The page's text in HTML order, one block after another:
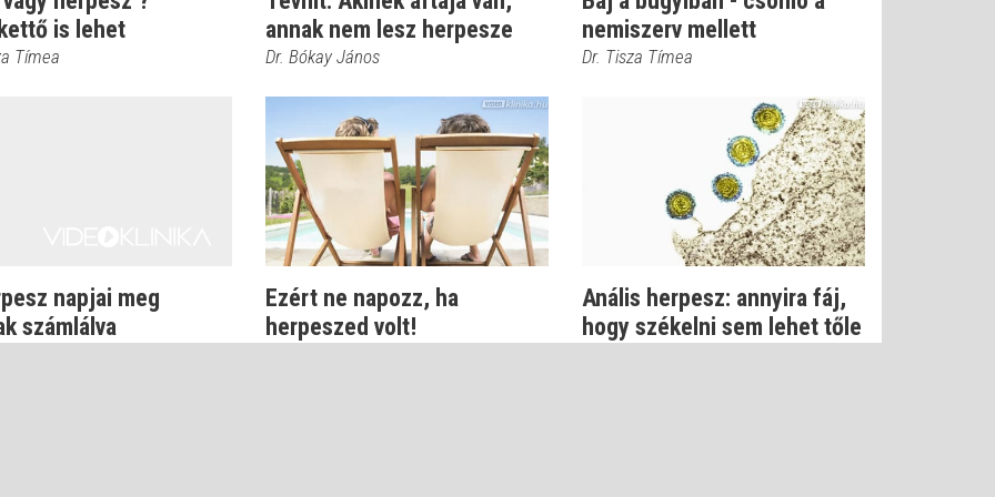
is lehet
Tímea
annak nem lesz herpesze
Dr. Bókay János
nemiszerv mellett
Dr. Tisza Tímea
napjai meg
számlálva
Ezért ne napozz, ha
herpeszed volt!
Anális herpesz: annyira fáj,
hogy székelni sem lehet tőle